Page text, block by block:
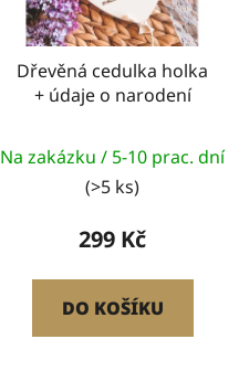
Dřevěná cedulka holka
+ údaje o narodení
Na zakázku / 5-10 prac. dní
(>5 ks)
299 Kč
DO KOŠÍKU